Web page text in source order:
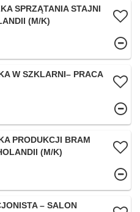
SPRZĄTANIA STAJNI
(M/K)
W SZKLARNI– PRACA
PRODUKCJI BRAM
(M/K)
– SALON